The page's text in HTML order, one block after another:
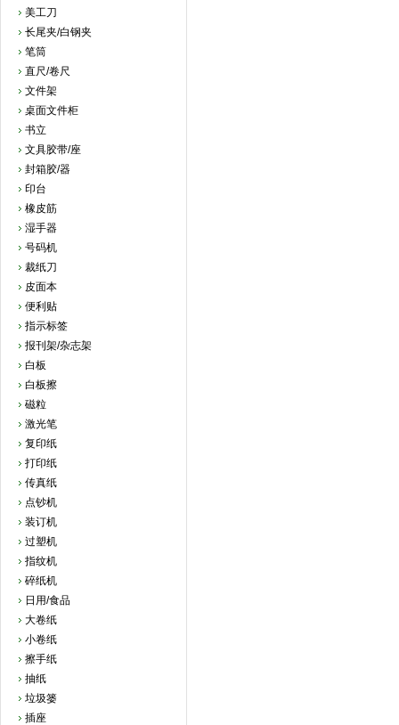
美工刀
长尾夹/白钢夹
笔筒
直尺/卷尺
文件架
桌面文件柜
书立
文具胶带/座
封箱胶/器
印台
橡皮筋
湿手器
号码机
裁纸刀
皮面本
便利贴
指示标签
报刊架/杂志架
白板
白板擦
磁粒
激光笔
复印纸
打印纸
传真纸
点钞机
装订机
过塑机
指纹机
碎纸机
日用/食品
大卷纸
小卷纸
擦手纸
抽纸
垃圾篓
插座